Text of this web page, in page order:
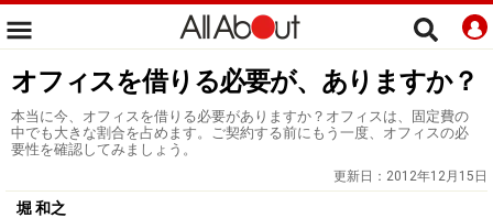
オフィスを借りる必要が、ありますか？
本当に今、オフィスを借りる必要がありますか？オフィスは、固定費の
中でも大きな割合を占めます。ご契約する前にもう一度、オフィスの必
要性を確認してみましょう。
更新日： 2012年12月15日
堀 和之